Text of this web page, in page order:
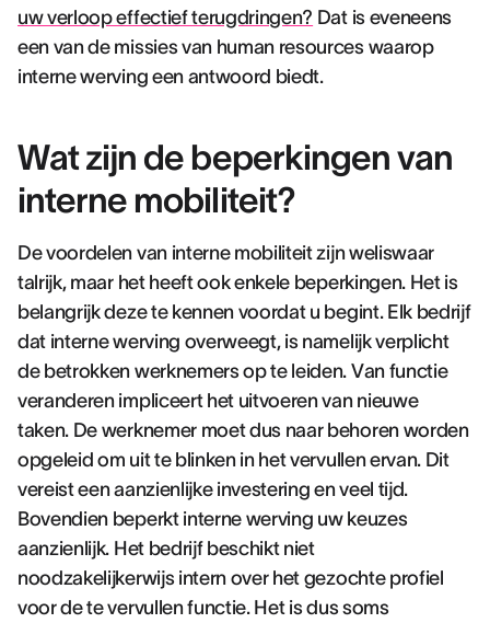
uw verloop effectief terugdringen? Dat is eveneens
een van de missies van human resources waarop
interne werving een antwoord biedt.
Wat zijn de beperkingen van
interne mobiliteit?
De voordelen van interne mobiliteit zijn weliswaar
talrijk, maar het heeft ook enkele beperkingen. Het is
belangrijk deze te kennen voordat u begint. Elk bedrijf
dat interne werving overweegt, is namelijk verplicht
de betrokken werknemers op te leiden. Van functie
veranderen impliceert het uitvoeren van nieuwe
taken. De werknemer moet dus naar behoren worden
opgeleid om uit te blinken in het vervullen ervan. Dit
vereist een aanzienlijke investering en veel tijd.
Bovendien beperkt interne werving uw keuzes
aanzienlijk. Het bedrijf beschikt niet
noodzakelijkerwijs intern over het gezochte profiel
voor de te vervullen functie. Het is dus soms